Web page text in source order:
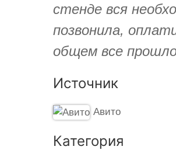
стенде вся
позвонила,
общем все
Источник
Авито
Категория